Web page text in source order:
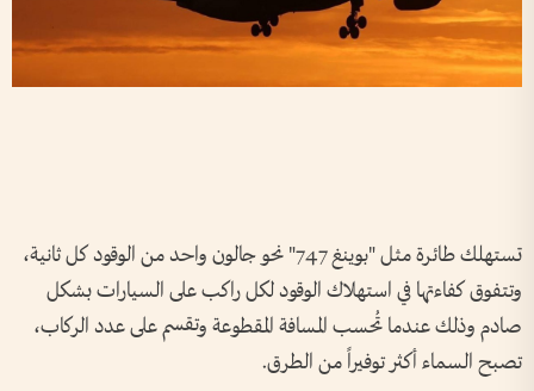
تستهلك طائرة مثل "بوينغ 747" نحو جالون واحد من الوقود كل ثانية،
وتتفوق كفاءتها في استهلاك الوقود لكل راكب على السيارات بشكل
صادم وذلك عندما تُحسب المسافة المقطوعة وتقسم على عدد الركاب،
تصبح السماء أكثر توفيراً من الطرق.